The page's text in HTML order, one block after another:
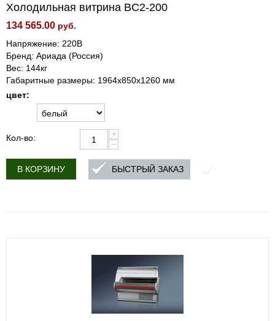
Холодильная витрина BС2-200
134 565.00 руб.
Напряжение: 220В
Бренд: Ариада (Россия)
Вес: 144кг
Габаритные размеры: 1964х850х1260 мм
цвет:
Кол-во:
+
−
В КОРЗИНУ БЫСТРЫЙ ЗАКАЗ